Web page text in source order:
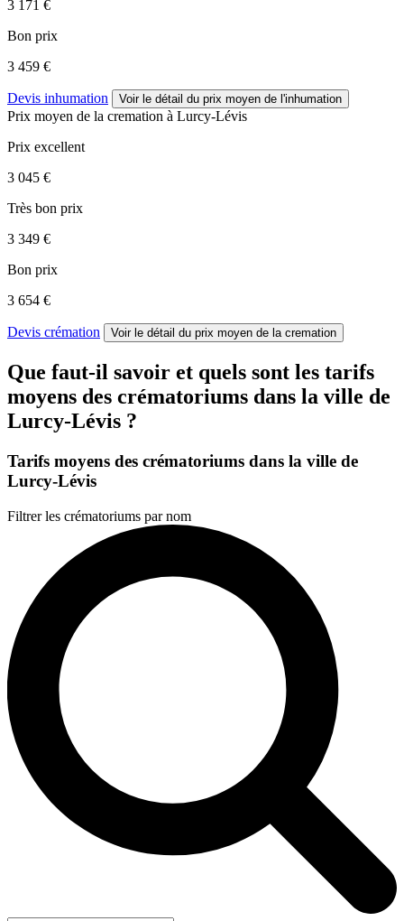
3 171 €
Bon prix
3 459 €
Devis inhumation Voir le détail du prix moyen de l'inhumation
Prix moyen de la cremation à Lurcy-Lévis
Prix excellent
3 045 €
Très bon prix
3 349 €
Bon prix
3 654 €
Devis crémation Voir le détail du prix moyen de la cremation
Que faut-il savoir et quels sont les tarifs
moyens des crématoriums dans la ville de
Lurcy-Lévis ?
Tarifs moyens des crématoriums dans la ville de
Lurcy-Lévis
Filtrer les crématoriums par nom